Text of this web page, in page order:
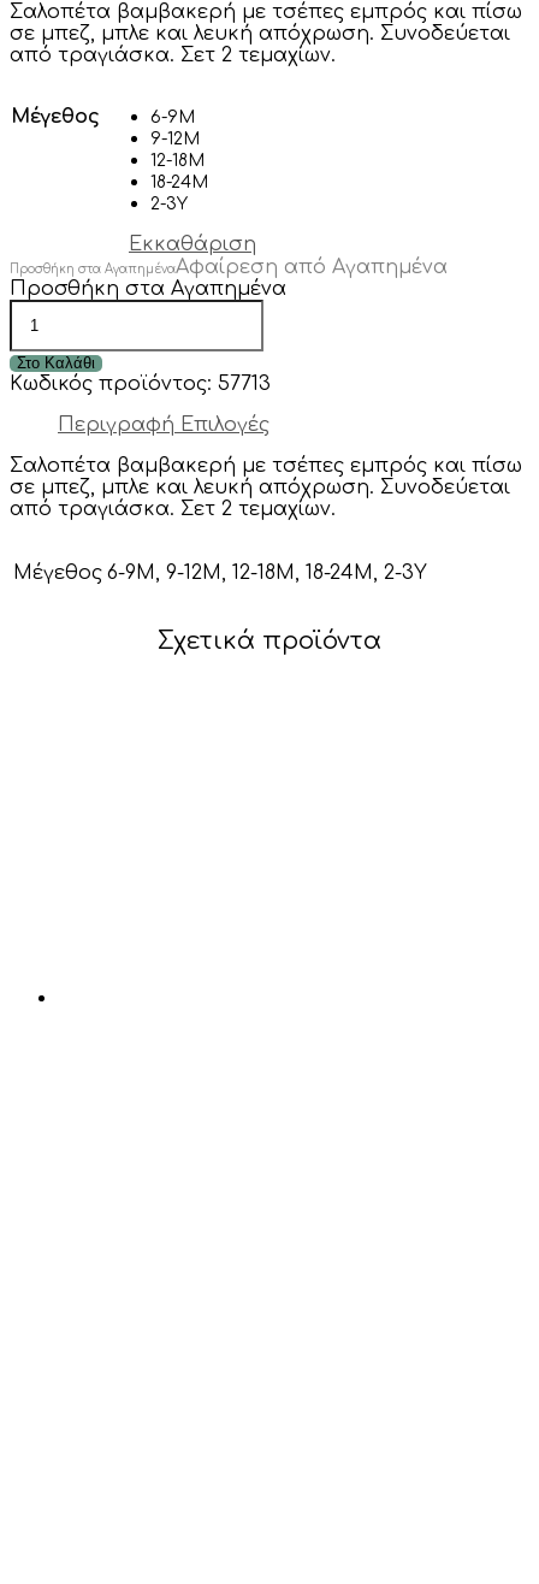
Σαλοπέτα βαμβακερή με τσέπες εμπρός και πίσω
σε μπεζ, μπλε και λευκή απόχρωση. Συνοδεύεται
από τραγιάσκα. Σετ 2 τεμαχίων.
Μέγεθος
6-9Μ
9-12Μ
12-18Μ
18-24Μ
2-3Y
Εκκαθάριση
Προσθήκη στα ΑγαπημέναΑφαίρεση από Αγαπημένα
Προσθήκη στα Αγαπημένα
VINTELI
αγορίστικη
σαλοπέτα
μπλε
με
τραγιάσκα
ποσότητα
Στο Καλάθι
Κωδικός προϊόντος: 57713
Περιγραφή Επιλογές
Σαλοπέτα βαμβακερή με τσέπες εμπρός και πίσω
σε μπεζ, μπλε και λευκή απόχρωση. Συνοδεύεται
από τραγιάσκα. Σετ 2 τεμαχίων.
Μέγεθος 6-9Μ, 9-12Μ, 12-18Μ, 18-24Μ, 2-3Y
Σχετικά προϊόντα